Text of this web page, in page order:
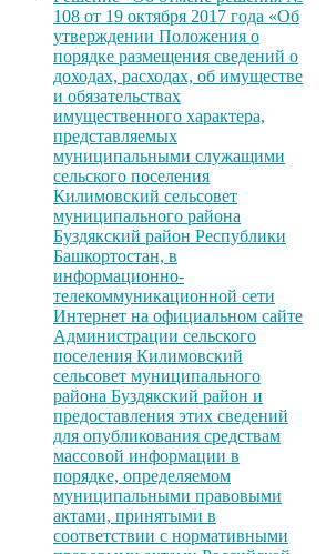
108 от 19 октября 2017 года «Об
утверждении Положения о
порядке размещения сведений о
доходах, расходах, об имуществе
и обязательствах
имущественного характера,
представляемых
муниципальными служащими
сельского поселения
Килимовский сельсовет
муниципального района
Буздякский район Республики
Башкортостан, в
информационно-
телекоммуникационной сети
Интернет на официальном сайте
Администрации сельского
поселения Килимовский
сельсовет муниципального
района Буздякский район и
предоставления этих сведений
для опубликования средствам
массовой информации в
порядке, определяемом
муниципальными правовыми
актами, принятыми в
соответствии с нормативными